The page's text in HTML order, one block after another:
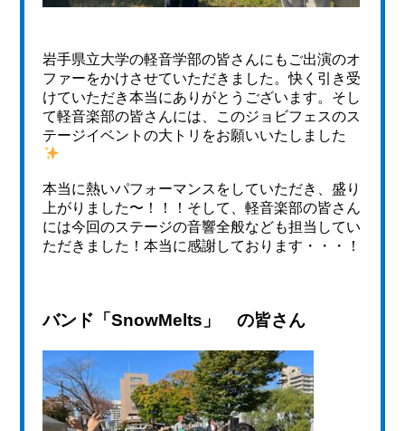
岩手県立大学の軽音学部の皆さんにもご出演のオ
ファーをかけさせていただきました。快く引き受
けていただき本当にありがとうございます。そし
て軽音楽部の皆さんには、このジョビフェスのス
テージイベントの大トリをお願いいたしました
本当に熱いパフォーマンスをしていただき、盛り
上がりました〜！！！そして、軽音楽部の皆さん
には今回のステージの音響全般なども担当してい
ただきました！本当に感謝しております・・・！
バンド「SnowMelts」 の皆さん